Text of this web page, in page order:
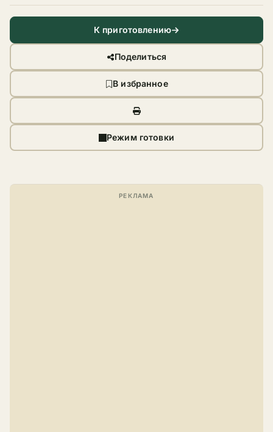
К приготовлению
Поделиться
В избранное
Режим готовки